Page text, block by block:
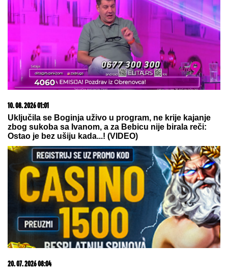
09. 08. 2026 21:27
Mika Hakinen upozorio Meklaren
05. 08. 2026 06:45
Šta dete nasleđuje od oca, a šta od majke? Sve što
treba da znate o genetici